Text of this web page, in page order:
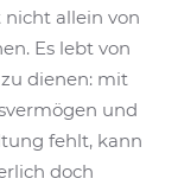
nicht allein von
Es lebt von
dienen: mit
und
fehlt, kann
doch